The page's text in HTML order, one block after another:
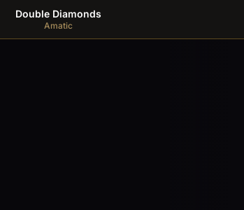
Double Diamonds
Amatic